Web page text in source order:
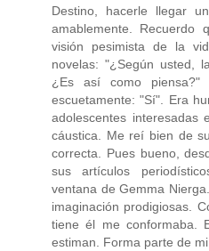
Destino, hacerle llegar
amablemente.
visión pesimista de la
novelas: "¿Según usted,
¿Es así como piensa?"
escuetamente: "Sí". Era
adolescentes
cáustica. Me reí bien de
correcta. Pues bueno,
sus artículos
ventana de Gemma
imaginación prodigiosas.
tiene él me conformaba.
estiman. Forma parte de